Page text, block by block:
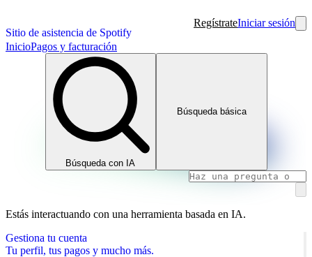
Sitio de asistencia de Spotify
RegístrateIniciar sesión
InicioPagos y facturación
Búsqueda con IA
Búsqueda básica
Estás interactuando con una herramienta basada en IA.
Gestiona tu cuenta
Tu perfil, tus pagos y mucho más.